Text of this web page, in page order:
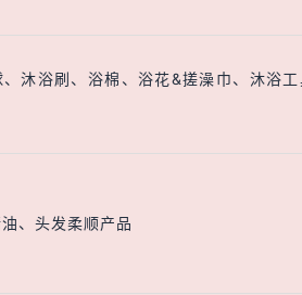
沐浴刷、浴棉、浴花&搓澡巾、沐浴
、头发柔顺产品